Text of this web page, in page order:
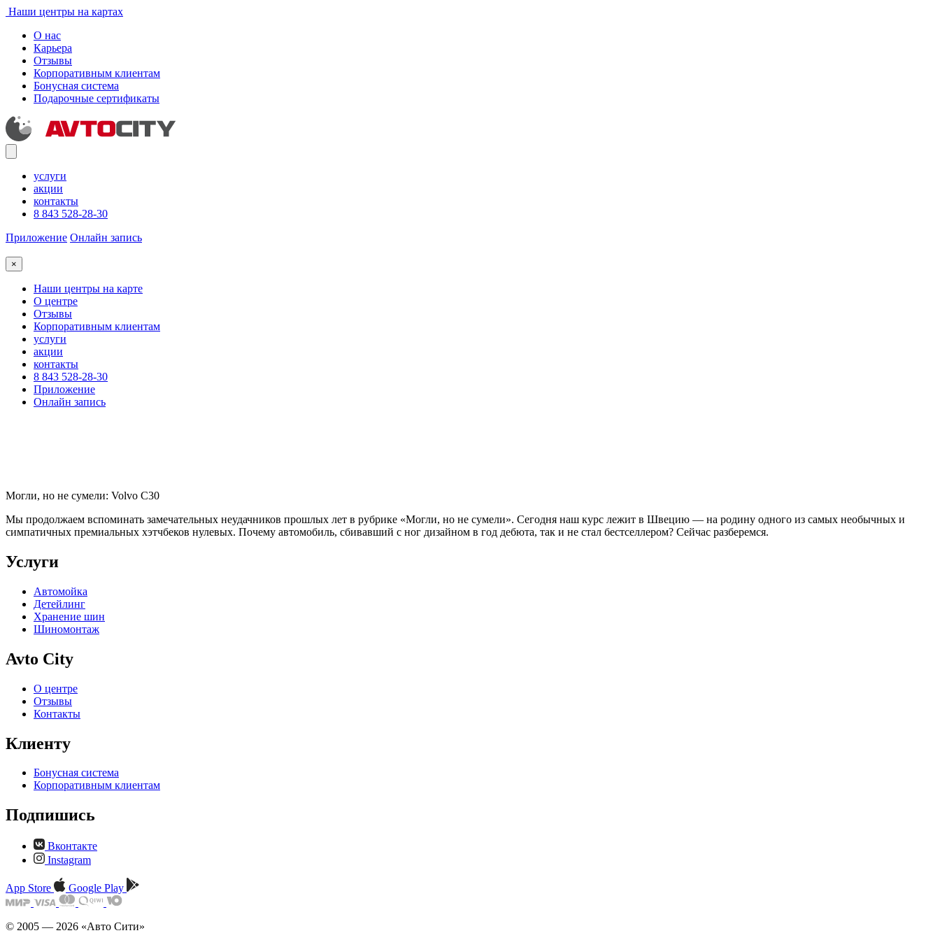
Наши центры на картах
О нас
Карьера
Отзывы
Корпоративным клиентам
Бонусная система
Подарочные сертификаты
услуги
акции
контакты
8 843 528-28-30
Приложение Онлайн запись
×
Наши центры на карте
О центре
Отзывы
Корпоративным клиентам
услуги
акции
контакты
8 843 528-28-30
Приложение
Онлайн запись
Могли, но не сумели: Volvo C30
Мы продолжаем вспоминать замечательных неудачников прошлых лет в рубрике «Могли, но не сумели». Сегодня наш курс лежит в Швецию — на родину одного из самых необычных и
симпатичных премиальных хэтчбеков нулевых. Почему автомобиль, сбивавший с ног дизайном в год дебюта, так и не стал бестселлером? Сейчас разберемся.
Услуги
Автомойка
Детейлинг
Хранение шин
Шиномонтаж
Avto City
О центре
Отзывы
Контакты
Клиенту
Бонусная система
Корпоративным клиентам
Подпишись
Вконтакте
Instagram
App Store Google Play
© 2005 — 2026 «Авто Сити»